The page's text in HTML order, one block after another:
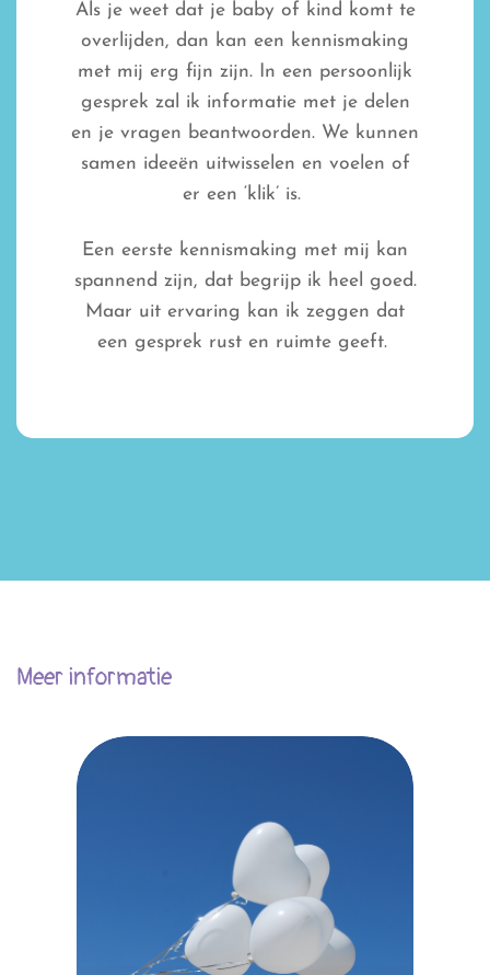
Als je weet dat je baby of kind komt te
overlijden, dan kan een kennismaking
met mij erg fijn zijn. In een persoonlijk
gesprek zal ik informatie met je delen
en je vragen beantwoorden. We kunnen
samen ideeën uitwisselen en voelen of
er een ‘klik’ is.
Een eerste kennismaking met mij kan
spannend zijn, dat begrijp ik heel goed.
Maar uit ervaring kan ik zeggen dat
een gesprek rust en ruimte geeft.
Meer informatie